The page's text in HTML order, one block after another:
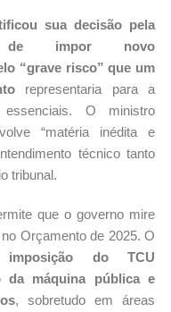
sua decisão pela
de impor novo
“grave risco” que um
representaria para a
O ministro
“matéria inédita e
técnico tanto
tribunal.
que o governo mire
Orçamento de 2025. O
do TCU
da máquina pública e
, sobretudo em áreas